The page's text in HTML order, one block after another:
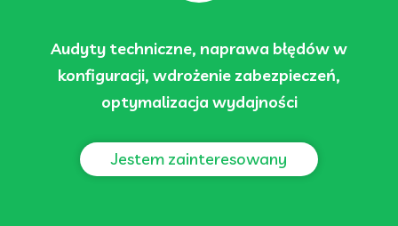
Audyty techniczne, naprawa błędów w
konfiguracji, wdrożenie zabezpieczeń,
optymalizacja wydajności
Jestem zainteresowany